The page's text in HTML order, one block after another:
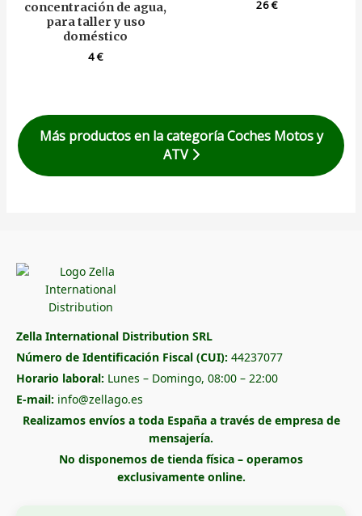
concentración de agua,
para taller y uso
doméstico
4€
26€
Más productos en la categoría Coches Motos y
ATV
Zella International Distribution SRL
Número de Identificación Fiscal (CUI): 44237077
Horario laboral: Lunes – Domingo, 08:00 – 22:00
E-mail: info@zellago.es
Realizamos envíos a toda España a través de empresa de
mensajería.
No disponemos de tienda física – operamos
exclusivamente online.